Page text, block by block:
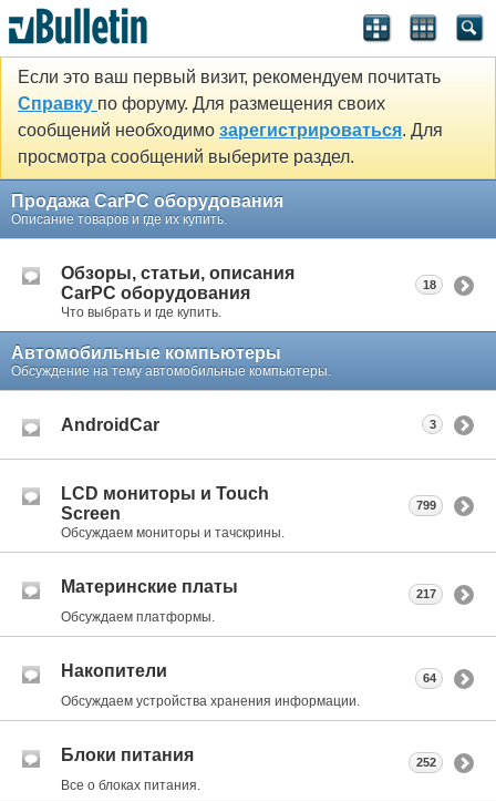
Если это ваш первый визит, рекомендуем почитать
Справку по форуму. Для размещения своих
сообщений необходимо зарегистрироваться. Для
просмотра сообщений выберите раздел.
Продажа CarPC оборудования
Описание товаров и где их купить.
Обзоры, статьи, описания
CarPC оборудования
Что выбрать и где купить.
18
Автомобильные компьютеры
Обсуждение на тему автомобильные компьютеры.
AndroidCar 3
LCD мониторы и Touch
Screen
Обсуждаем мониторы и тачскрины.
799
Материнские платы
Обсуждаем платформы.
217
Накопители
Обсуждаем устройства хранения информации.
64
Блоки питания
Все о блоках питания.
252